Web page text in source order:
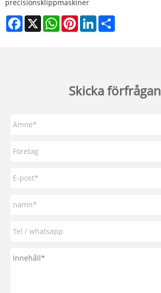
precisionsklippmaskiner
Facebook
X WhatsAppPinterestLinkedIn
Skicka förfrågan